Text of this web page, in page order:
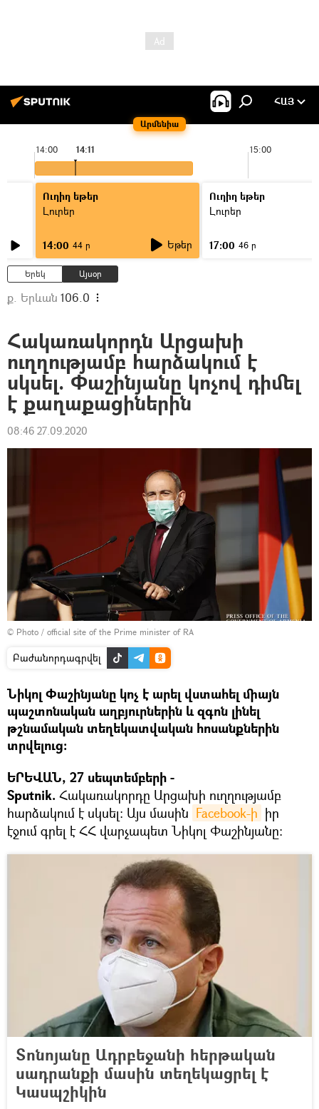
Արմենիա
ՀԱՅ
14:00 15:00
14:11
Ուղիղ եթեր
Լուրեր
14:00 44 ր Եթեր
Ուղիղ եթեր
Լուրեր
17:00 46 ր
Երեկ Այսօր
ք. Երևան 106.0
Հակառակորդն Արցախի
ուղղությամբ հարձակում է
սկսել. Փաշինյանը կոչով դիմել
է քաղաքացիներին
08:46 27.09.2020
© Photo / official site of the Prime minister of RA
Բաժանորդագրվել
Նիկոլ Փաշինյանը կոչ է արել վստահել միայն
պաշտոնական աղբյուրներին և զգոն լինել
թշնամական տեղեկատվական հոսանքներին
տրվելուց։
ԵՐԵՎԱՆ, 27 սեպտեմբերի -
Sputnik. Հակառակորդը Արցախի ուղղությամբ
հարձակում է սկսել: Այս մասին Facebook-ի իր
էջում գրել է ՀՀ վարչապետ Նիկոլ Փաշինյանը:
Տոնոյանը Ադրբեջանի հերթական
սադրանքի մասին տեղեկացրել է
Կասպշիկին